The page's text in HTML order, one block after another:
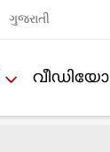
ગુજરાતી
വീഡിയോ